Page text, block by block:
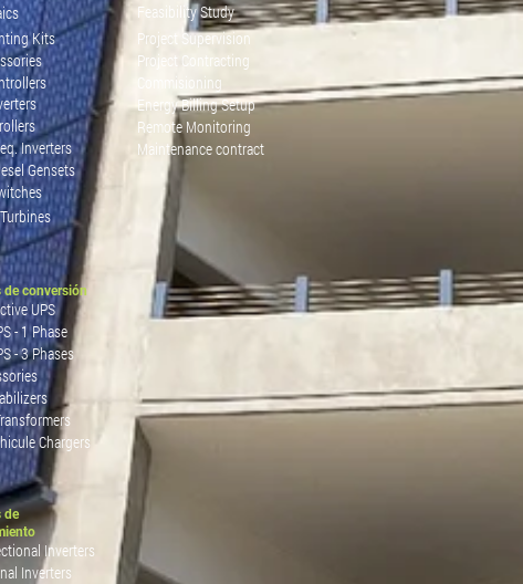
Kits
Inverters
Gensets
de conversión
UPS
- 1 Phase
- 3 Phases
Chargers
de
Inverters
Inverters
Feasibility Study
Project Supervision
Project Contracting
Commisioning
Energy Billing Setup
Remote Monitoring
Maintenance contract